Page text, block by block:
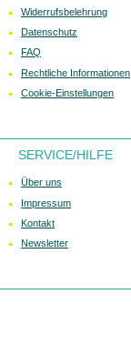
Widerrufsbelehrung
Datenschutz
FAQ
Rechtliche Informationen
Cookie-Einstellungen
SERVICE/HILFE
Über uns
Impressum
Kontakt
Newsletter